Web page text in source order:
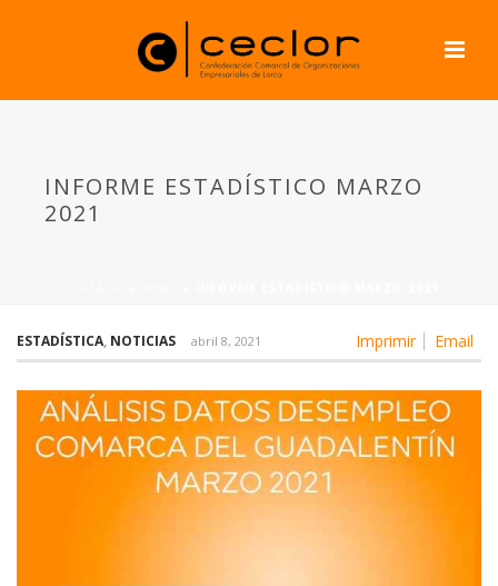
INFORME ESTADÍSTICO MARZO
2021
Imprimir Email
ESTADÍSTICA, NOTICIAS abril 8, 2021